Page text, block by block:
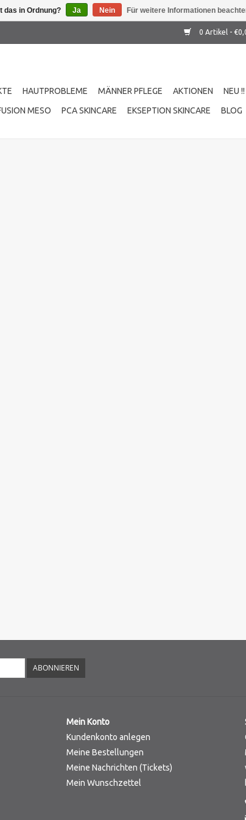
0 Artikel -
HAUTPROBLEME MÄNNER PFLEGE AKTIONEN NEU !!
MESO PCA SKINCARE EKSEPTION SKINCARE BLOG
ABONNIEREN
Mein Konto
Kundenkonto anlegen
Meine Bestellungen
Meine Nachrichten (Tickets)
Mein Wunschzettel
das in Ordnung? Ja Nein Für weitere Informationen